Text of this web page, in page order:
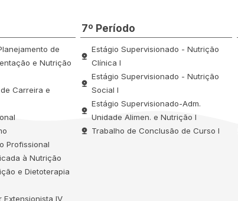
de
e Nutrição
Carreira e
Profissional
à Nutrição
e Dietoterapia
Extensionista IV
7º Período
Estágio Supervisionado - Nutrição
Clínica I
Estágio Supervisionado - Nutrição
Social I
Estágio Supervisionado-Adm.
Unidade Alimen. e Nutrição I
Trabalho de Conclusão de Curso I